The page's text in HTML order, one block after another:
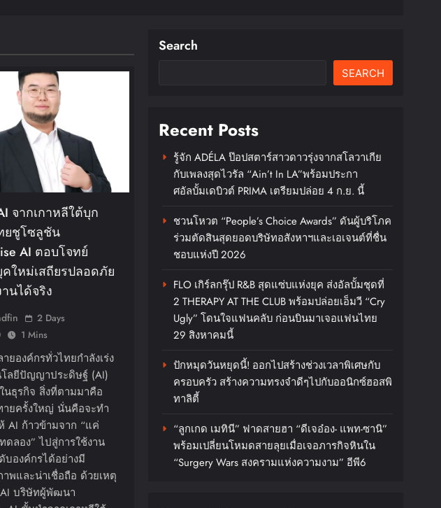
จากเกาหลีใต้บุก
ยชูโซลูชัน
AI ตอบโจทย์
ใหม่เสถียรปลอดภัย
นได้จริง
2 Days
1 Mins
ยองค์กรทั่วไทยกำลังเร่ง
โลยีปัญญาประดิษฐ์ (AI)
นธุรกิจ สิ่งที่ตามมาคือ
ายครั้งใหญ่ นั่นคือจะทำ
AI ก้าวข้ามจาก “แค่
ดลอง” ไปสู่การใช้งาน
บองค์กรได้อย่างมี
พและน่าเชื่อถือ ด้วยเหตุ
บริษัทผู้พัฒนา
Search
SEARCH
Recent Posts
รู้จัก ADÉLA ป๊อปสตาร์สาวดาวรุ่งจากสโลวาเกีย
กับเพลงสุดไวรัล “Ain’t In LA”พร้อมประกา
ศอัลบั้มเดบิวต์ PRIMA เตรียมปล่อย 4 ก.ย. นี้
ชวนโหวต “People’s Choice Awards” ดันผู้บริโภค
ร่วมตัดสินสุดยอดบริษัทอสังหาฯและเอเจนต์ที่ชื่น
ชอบแห่งปี 2026
FLO เกิร์ลกรุ๊ป R&B สุดแซ่บแห่งยุค ส่งอัลบั้มชุดที่
2 THERAPY AT THE CLUB พร้อมปล่อยเอ็มวี “Cry
Ugly” โดนใจแฟนคลับ ก่อนบินมาเจอแฟนไทย
29 สิงหาคมนี้
ปักหมุดวันหยุดนี้! ออกไปสร้างช่วงเวลาพิเศษกับ
ครอบครัว สร้างความทรงจำดีๆไปกับออนิกซ์ฮอสพิ
ทาลิตี้
“ลูกเกด เมทินี” ฟาดสายฮา “ดีเจอ๋อง- แพท-ซานิ”
พร้อมเปลี่ยนโหมดสายลุยเมื่อเจอภารกิจหินใน
“Surgery Wars สงครามแห่งความงาม” อีพี6